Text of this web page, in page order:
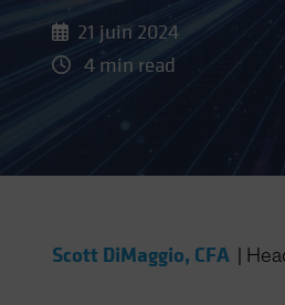
21 juin 2024
4 min read
Scott DiMaggio, CFA